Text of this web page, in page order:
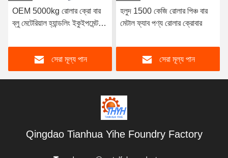
OEM 5000kg রোলার ক্রো বার
ব্লু মেটেরিয়াল হ্যান্ডলিং ইকুইপমেন্ট
সেরা মূল্য পান
হলুদ 1500 কেজি রোলার পিঞ্চ বার
মেটাল ফ্যাব পণ্য রোলার ক্রোবার
সেরা মূল্য পান
Qingdao Tianhua Yihe Foundry Factory